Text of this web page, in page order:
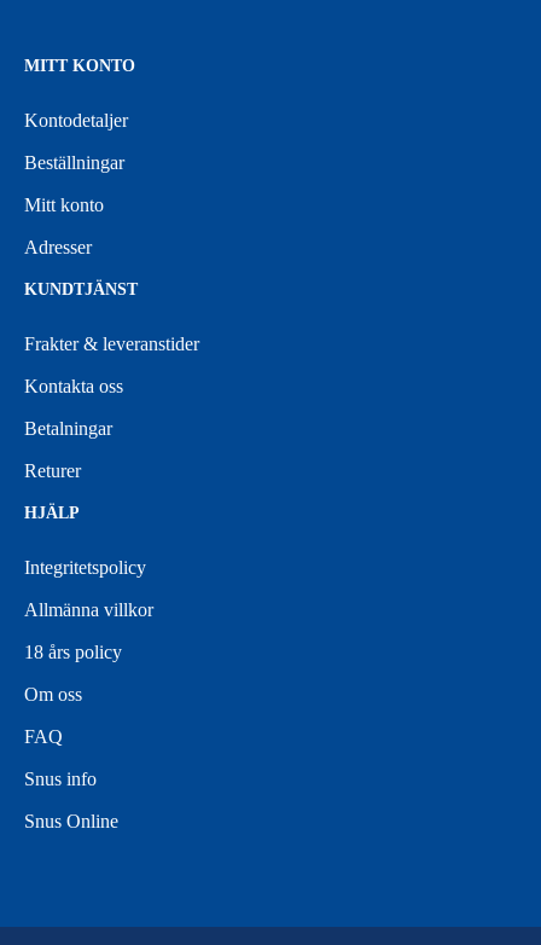
MITT KONTO
Kontodetaljer
Beställningar
Mitt konto
Adresser
KUNDTJÄNST
Frakter & leveranstider
Kontakta oss
Betalningar
Returer
HJÄLP
Integritetspolicy
Allmänna villkor
18 års policy
Om oss
FAQ
Snus info
Snus Online